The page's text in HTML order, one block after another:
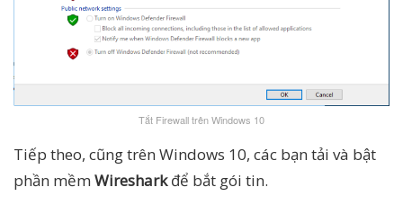
Tắt Firewall trên Windows 10
Tiếp theo, cũng trên Windows 10, các bạn tải và bật
phần mềm Wiresharkđể bắt gói tin.